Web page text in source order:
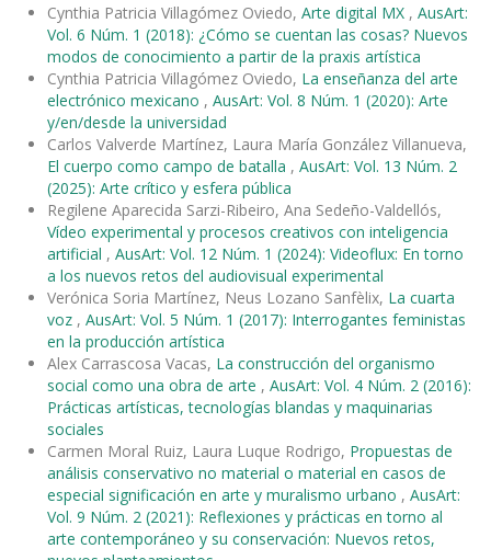
Cynthia Patricia Villagómez Oviedo, Arte digital MX , AusArt:
Vol. 6 Núm. 1 (2018): ¿Cómo se cuentan las cosas? Nuevos
modos de conocimiento a partir de la praxis artística
Cynthia Patricia Villagómez Oviedo, La enseñanza del arte
electrónico mexicano , AusArt: Vol. 8 Núm. 1 (2020): Arte
y/en/desde la universidad
Carlos Valverde Martínez, Laura María González Villanueva,
El cuerpo como campo de batalla , AusArt: Vol. 13 Núm. 2
(2025): Arte crítico y esfera pública
Regilene Aparecida Sarzi-Ribeiro, Ana Sedeño-Valdellós,
Vídeo experimental y procesos creativos con inteligencia
artificial , AusArt: Vol. 12 Núm. 1 (2024): Videoflux: En torno
a los nuevos retos del audiovisual experimental
Verónica Soria Martínez, Neus Lozano Sanfèlix, La cuarta
voz , AusArt: Vol. 5 Núm. 1 (2017): Interrogantes feministas
en la producción artística
Alex Carrascosa Vacas, La construcción del organismo
social como una obra de arte , AusArt: Vol. 4 Núm. 2 (2016):
Prácticas artísticas, tecnologías blandas y maquinarias
sociales
Carmen Moral Ruiz, Laura Luque Rodrigo, Propuestas de
análisis conservativo no material o material en casos de
especial significación en arte y muralismo urbano , AusArt:
Vol. 9 Núm. 2 (2021): Reflexiones y prácticas en torno al
arte contemporáneo y su conservación: Nuevos retos,